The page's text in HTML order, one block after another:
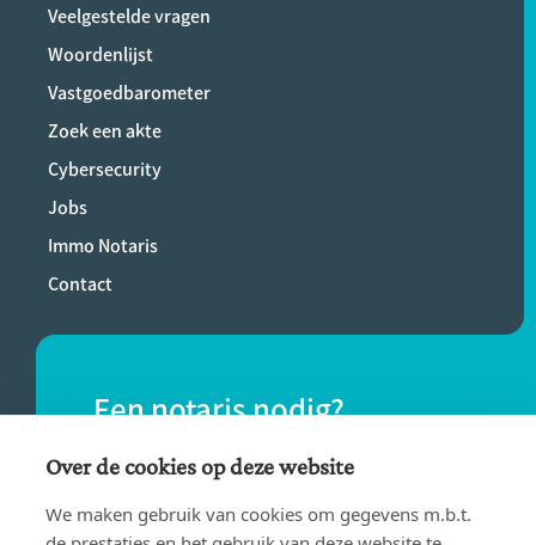
Veelgestelde vragen
Woordenlijst
Vastgoedbarometer
Zoek een akte
Cybersecurity
Jobs
Immo Notaris
Contact
Een notaris nodig?
Vind eenvoudig een notaris bij jou in de
buurt.
Over de cookies op deze website
We maken gebruik van cookies om gegevens m.b.t.